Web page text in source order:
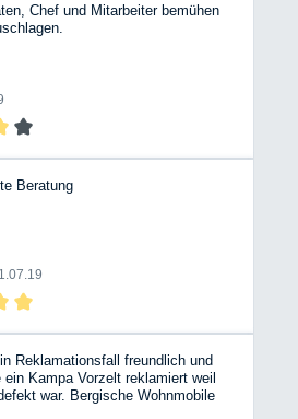
Chef und Mitarbeiter bemühen
Beratung
Reklamationsfall freundlich und
Kampa Vorzelt reklamiert weil
war. Bergische Wohnmobile